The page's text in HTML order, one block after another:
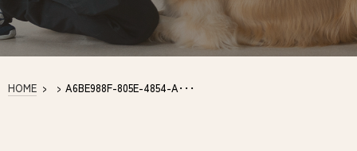
HOME > > A6BE988F-805E-4854-A･･･